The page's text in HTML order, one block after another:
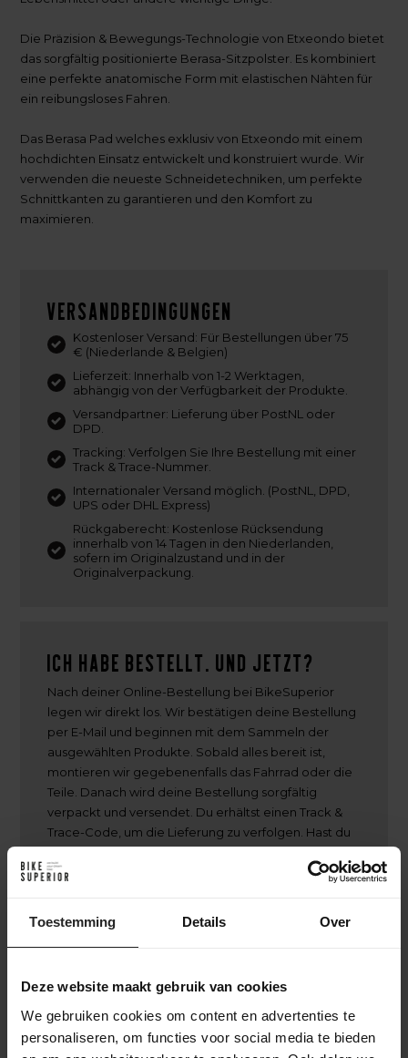
Toestemming Details Over
Deze website maakt gebruik van cookies
We gebruiken cookies om content en advertenties te
personaliseren, om functies voor social media te bieden
Die Präzision & Bewegungs-Technologie von Etxeondo bietet
das sorgfältig positionierte Berasa-Sitzpolster. Es kombiniert
eine perfekte anatomische Form mit elastischen Nähten für
ein reibungsloses Fahren.
Das Berasa Pad welches exklusiv von Etxeondo mit einem
hochdichten Einsatz entwickelt und konstruiert wurde. Wir
verwenden die neueste Schneidetechniken, um perfekte
Schnittkanten zu garantieren und den Komfort zu
maximieren.
Versandbedingungen
Kostenloser Versand: Für Bestellungen über 75
€ (Niederlande & Belgien)
Lieferzeit: Innerhalb von 1-2 Werktagen,
abhängig von der Verfügbarkeit der Produkte.
Versandpartner: Lieferung über PostNL oder
DPD.
Tracking: Verfolgen Sie Ihre Bestellung mit einer
Track & Trace-Nummer.
Internationaler Versand möglich. (PostNL, DPD,
UPS oder DHL Express)
Rückgaberecht: Kostenlose Rücksendung
innerhalb von 14 Tagen in den Niederlanden,
sofern im Originalzustand und in der
Originalverpackung.
Ich habe bestellt. Und jetzt?
Nach deiner Online-Bestellung bei BikeSuperior
legen wir direkt los. Wir bestätigen deine Bestellung
per E-Mail und beginnen mit dem Sammeln der
ausgewählten Produkte. Sobald alles bereit ist,
montieren wir gegebenenfalls das Fahrrad oder die
Teile. Danach wird deine Bestellung sorgfältig
verpackt und versendet. Du erhältst einen Track &
Trace-Code, um die Lieferung zu verfolgen. Hast du
dich für einen individuellen Aufbau entschieden?
Dann halten wir dich über den gesamten
genau weißt, wann dein einzigartiges Fahrrad fertig
ist.